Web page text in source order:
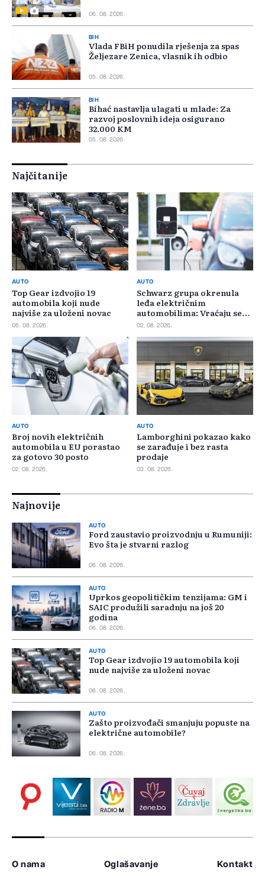
06. 08. 2026.
BIH
Vlada FBiH ponudila rješenja za spas
Željezare Zenica, vlasnik ih odbio
05. 08. 2026.
BIH
Bihać nastavlja ulagati u mlade: Za
razvoj poslovnih ideja osigurano
32.000 KM
05. 08. 2026.
Najčitanije
AUTO
Top Gear izdvojio 19
automobila koji nude
najviše za uloženi novac
06. 08. 2026.
AUTO
Schwarz grupa okrenula
leđa električnim
automobilima: Vraćaju se
benzincima i dizelašima
02. 08. 2026.
AUTO
Broj novih električnih
automobila u EU porastao
za gotovo 30 posto
02. 08. 2026.
AUTO
Lamborghini pokazao kako
se zarađuje i bez rasta
prodaje
03. 08. 2026.
Najnovije
AUTO
Ford zaustavio proizvodnju u Rumuniji:
Evo šta je stvarni razlog
06. 08. 2026.
AUTO
Uprkos geopolitičkim tenzijama: GM i
SAIC produžili saradnju na još 20
godina
06. 08. 2026.
AUTO
Top Gear izdvojio 19 automobila koji
nude najviše za uloženi novac
06. 08. 2026.
AUTO
Zašto proizvođači smanjuju popuste na
električne automobile?
06. 08. 2026.
O nama Oglašavanje Kontakt